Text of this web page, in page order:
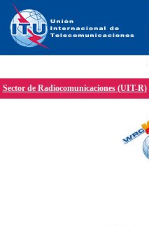
Sector de Radiocomunicaciones (UIT-R)